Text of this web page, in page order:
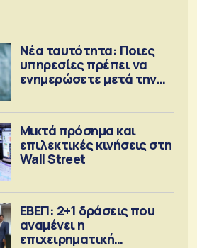
Νέα ταυτότητα: Ποιες
υπηρεσίες πρέπει να
ενημερώσετε μετά την
Μικτά πρόσημα και
επιλεκτικές κινήσεις στη
Wall Street
ΕΒΕΠ: 2+1 δράσεις που
αναμένει η
επιχειρηματική